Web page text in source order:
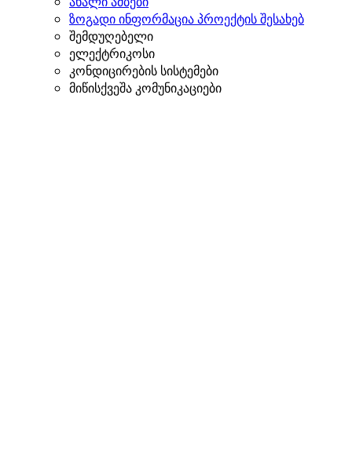
ზოგადი ინფორმაცია პროექტის შესახებ
შემდუღებელი
ელექტრიკოსი
კონდიცირების სისტემები
მიწისქვეშა კომუნიკაციები